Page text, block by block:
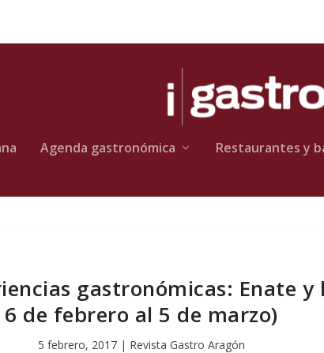
Agenda gastronómica Restaurantes y
gastronómicas: Enate
6 de febrero al 5 de marzo)
5 febrero, 2017| Revista Gastro Aragón